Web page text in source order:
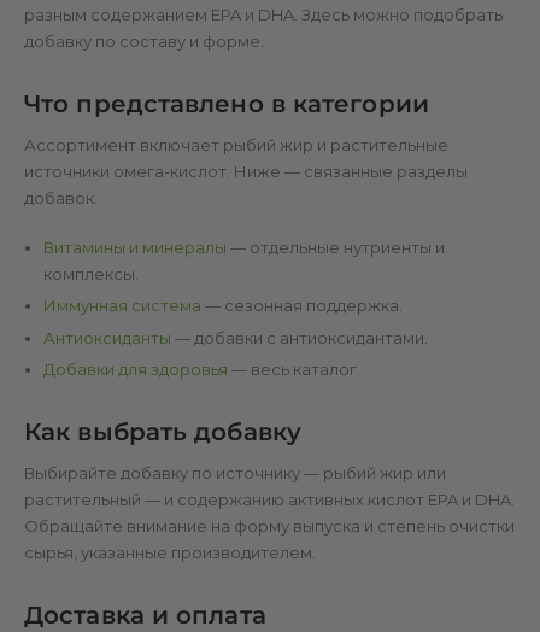
разным содержанием EPA и DHA. Здесь можно подобрать
добавку по составу и форме.
Что представлено в категории
Ассортимент включает рыбий жир и растительные
источники омега-кислот. Ниже — связанные разделы
добавок.
Витамины и минералы — отдельные нутриенты и
комплексы.
Иммунная система — сезонная поддержка.
Антиоксиданты — добавки с антиоксидантами.
Добавки для здоровья — весь каталог.
Как выбрать добавку
Выбирайте добавку по источнику — рыбий жир или
растительный — и содержанию активных кислот EPA и DHA.
Обращайте внимание на форму выпуска и степень очистки
сырья, указанные производителем.
Доставка и оплата